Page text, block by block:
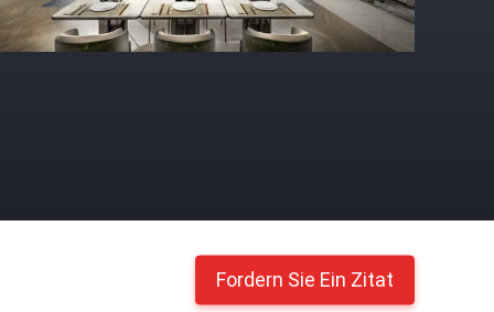
Fordern Sie Ein Zitat